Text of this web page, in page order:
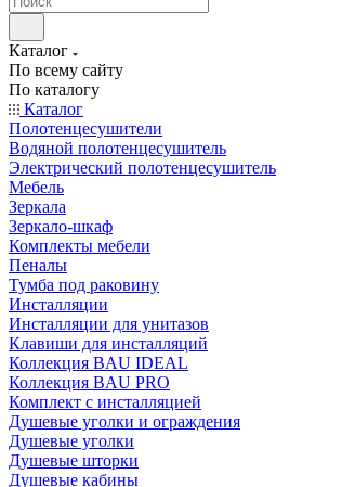
Каталог
По всему сайту
По каталогу
Каталог
Полотенцесушители
Водяной полотенцесушитель
Электрический полотенцесушитель
Мебель
Зеркала
Зеркало-шкаф
Комплекты мебели
Пеналы
Тумба под раковину
Инсталляции
Инсталляции для унитазов
Клавиши для инсталляций
Коллекция BAU IDEAL
Коллекция BAU PRO
Комплект с инсталляцией
Душевые уголки и ограждения
Душевые уголки
Душевые шторки
Душевые кабины